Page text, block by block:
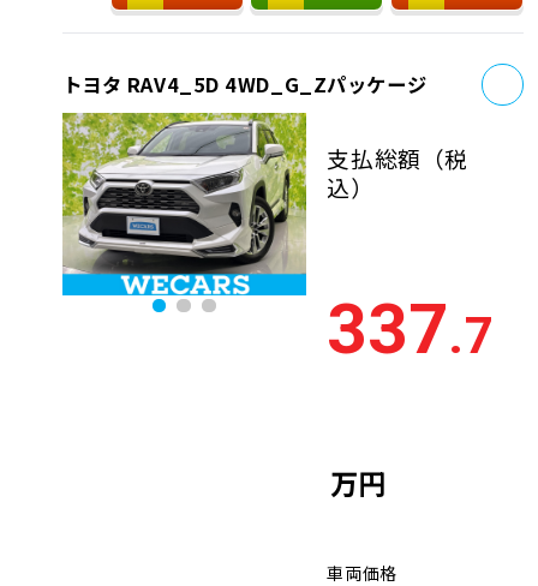
トヨタ RAV4_5D 4WD_G_Zパッケージ
支払総額 （税
込）
337.7
万円
車両価格